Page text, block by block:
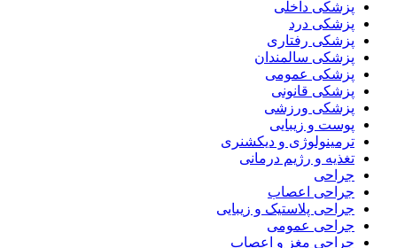
پزشکی داخلی
پزشکی درد
پزشکی رفتاری
پزشکی سالمندان
پزشکی عمومی
پزشکی قانونی
پزشکی ورزشی
پوست و زیبایی
ترمینولوژی و دیکشنری
تغذیه و رژیم درمانی
جراحی
جراحی اعصاب
جراحی پلاستیک و زیبایی
جراحی عمومی
جراحی مغز و اعصاب